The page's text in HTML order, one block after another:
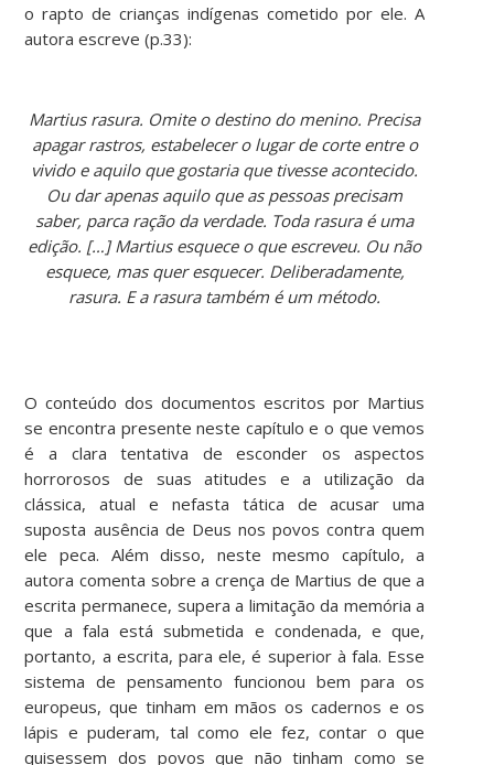
o rapto de crianças indígenas cometido por ele. A
autora escreve (p.33):
Martius rasura. Omite o destino do menino. Precisa
apagar rastros, estabelecer o lugar de corte entre o
vivido e aquilo que gostaria que tivesse acontecido.
Ou dar apenas aquilo que as pessoas precisam
saber, parca ração da verdade. Toda rasura é uma
edição. […] Martius esquece o que escreveu. Ou não
esquece, mas quer esquecer. Deliberadamente,
rasura. E a rasura também é um método.
O conteúdo dos documentos escritos por Martius
se encontra presente neste capítulo e o que vemos
é a clara tentativa de esconder os aspectos
horrorosos de suas atitudes e a utilização da
clássica, atual e nefasta tática de acusar uma
suposta ausência de Deus nos povos contra quem
ele peca. Além disso, neste mesmo capítulo, a
autora comenta sobre a crença de Martius de que a
escrita permanece, supera a limitação da memória a
que a fala está submetida e condenada, e que,
portanto, a escrita, para ele, é superior à fala. Esse
sistema de pensamento funcionou bem para os
europeus, que tinham em mãos os cadernos e os
lápis e puderam, tal como ele fez, contar o que
quisessem dos povos que não tinham como se